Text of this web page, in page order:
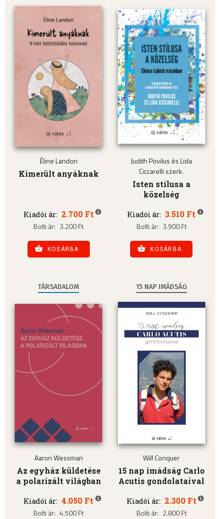
Éline Landon
Kimerült anyáknak
Kiadói ár: 2.700 Ft
Bolti ár: 3.200 Ft
KOSÁRBA
Judith Povilus és Lida
Ciccarelli szerk.
Isten stílusa a
közelség
Kiadói ár: 3.510 Ft
Bolti ár: 3.900 Ft
KOSÁRBA
TÁRSADALOM
Aaron Wessman
Az egyház küldetése
a polarizált világban
Kiadói ár: 4.050 Ft
Bolti ár: 4.500 Ft
15 NAP IMÁDSÁG
Will Conquer
15 nap imádság Carlo
Acutis gondolataival
Kiadói ár: 2.300 Ft
Bolti ár: 2.800 Ft